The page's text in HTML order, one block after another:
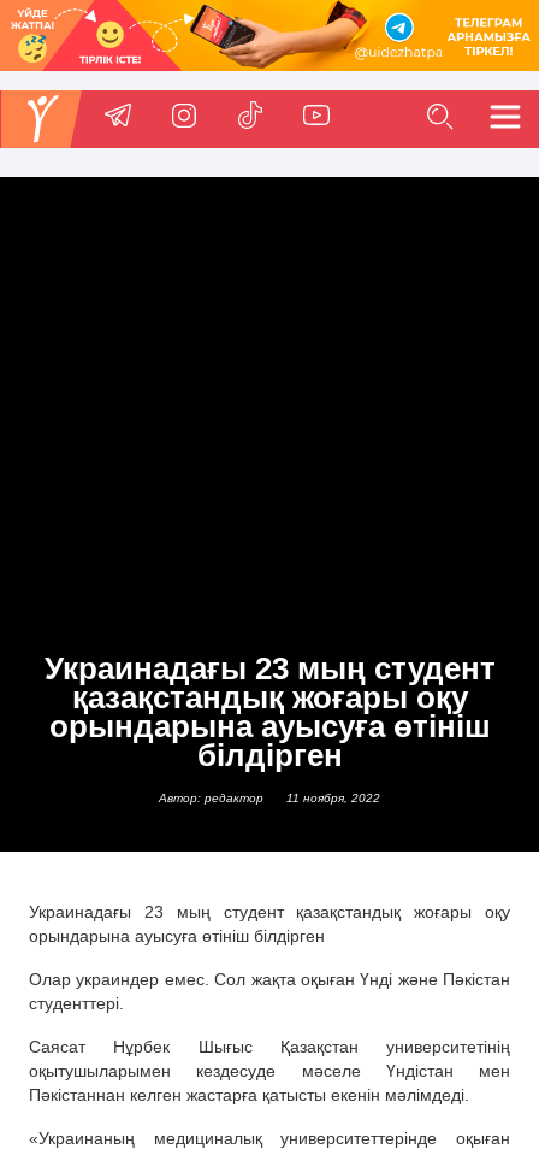
Украинадағы 23 мың студент
қазақстандық жоғары оқу
орындарына ауысуға өтініш
білдірген
Автор: редактор 11 ноября, 2022
Украинадағы 23 мың студент қазақстандық жоғары оқу
орындарына ауысуға өтініш білдірген
Олар украиндер емес. Сол жақта оқыған Үнді және Пәкістан
студенттері.
Саясат Нұрбек Шығыс Қазақстан университетінің
оқытушыларымен кездесуде мәселе Үндістан мен
Пәкістаннан келген жастарға қатысты екенін мәлімдеді.
«Украинаның медициналық университеттерінде оқыған